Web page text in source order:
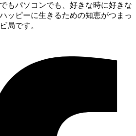
もパソコンでも、好きな時に好きな
ハッピーに生きるための知恵がつまっ
局です。